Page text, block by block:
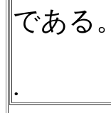
である。
.